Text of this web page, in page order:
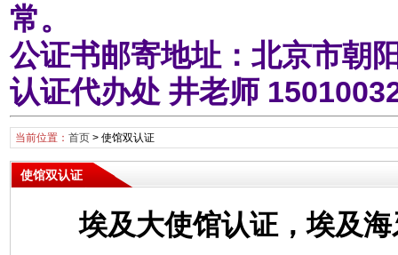
常。
公证书邮寄地址：北京市朝
认证代办处 井老师
当前位置： 首页> 使馆双认证
使馆双认证
埃及大使馆认证，埃及